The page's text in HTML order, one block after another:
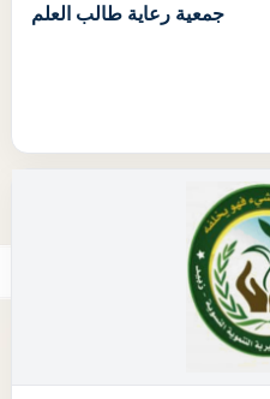
جمعية رعاية طالب العلم